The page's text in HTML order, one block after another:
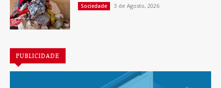
Sociedade 3 de Agosto, 2026
PUBLICIDADE